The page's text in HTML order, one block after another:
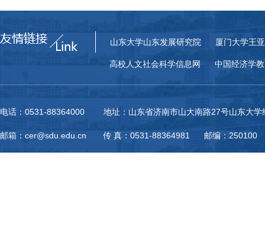
山东大学山东发展研究院 厦门大学王
高校人文社会科学信息网 中国经济学
电话：0531-88364000 地址：山东省济南市山大南路27号山东大学
邮箱：cer@sdu.edu.cn 传 真：0531-88364981 邮编：250100